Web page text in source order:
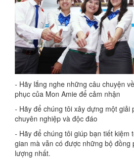
- Hãy lắng nghe những câu chuyện
phục của Mon Amie để cảm nhận
- Hãy để chúng tôi xây dựng một giải
chuyên nghiệp và độc đáo
- Hãy để chúng tôi giúp bạn tiết kiệm
gian mà vẫn có được những bộ đồng
lượng nhất.